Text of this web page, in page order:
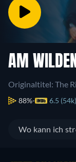
AM
Originaltitel: The
88% 6.5 (54k)
Wo kann ich